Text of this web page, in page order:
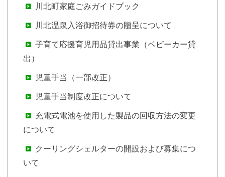
川北町家庭ごみガイドブック
川北温泉入浴御招待券の贈呈について
子育て応援育児用品貸出事業（ベビーカー貸
出）
児童手当（一部改正）
児童手当制度改正について
充電式電池を使用した製品の回収方法の変更
について
クーリングシェルターの開設および募集につ
いて